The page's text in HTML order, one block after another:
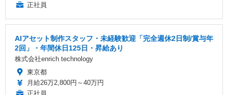
正社員
AIアセット制作スタッフ・未経験歓迎「完全週休2日制/賞与年
2回」・年間休日125日・昇給あり
株式会社enrich technology
東京都
月給26万2,800円～40万円
正社員